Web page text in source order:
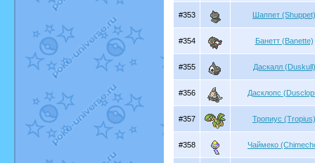
#353 Шаппет (Shuppet)
#354 Банетт (Banette)
#355 Даскалл (Duskull)
#356 Дасклопс
#357 Тропиус (Tropius)
#358 Чаймеко